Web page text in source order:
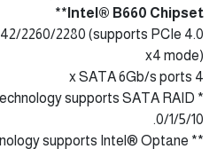
Intel® B660 Chipset**
2260/2280 (supports PCIe 4.0
x4 mode)
4 x SATA 6Gb/s ports
supports SATA RAID
0/1/5/10.
supports Intel® Optane